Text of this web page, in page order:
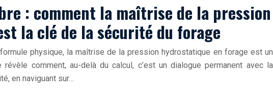
: comment la maîtrise de la pression
la clé de la sécurité du forage
physique, la maîtrise de la pression hydrostatique en forage est un
révèle comment, au-delà du calcul, c’est un dialogue permanent avec la
en naviguant sur…